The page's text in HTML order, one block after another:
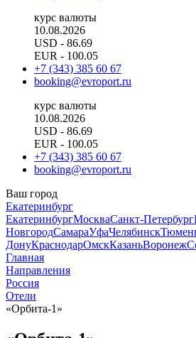
курс валюты
10.08.2026
USD - 86.69
EUR - 100.05
+7 (343) 385 60 67
booking@evroport.ru
курс валюты
10.08.2026
USD - 86.69
EUR - 100.05
+7 (343) 385 60 67
booking@evroport.ru
Ваш город
Екатеринбург
ЕкатеринбургМоскваСанкт-Петербург
НовгородСамараУфаЧелябинск
ДонуКраснодарОмскКазаньВоронеж
Главная
Направления
Россия
Отели
«Орбита-1»